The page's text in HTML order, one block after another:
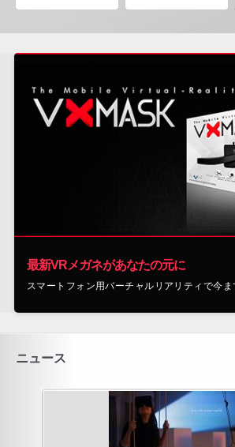
無料 無料
Nvía
Overlord Souls
最新VRメガネがあなたの元に
スマートフォン用バーチャルリアリティで今ま
ニュース